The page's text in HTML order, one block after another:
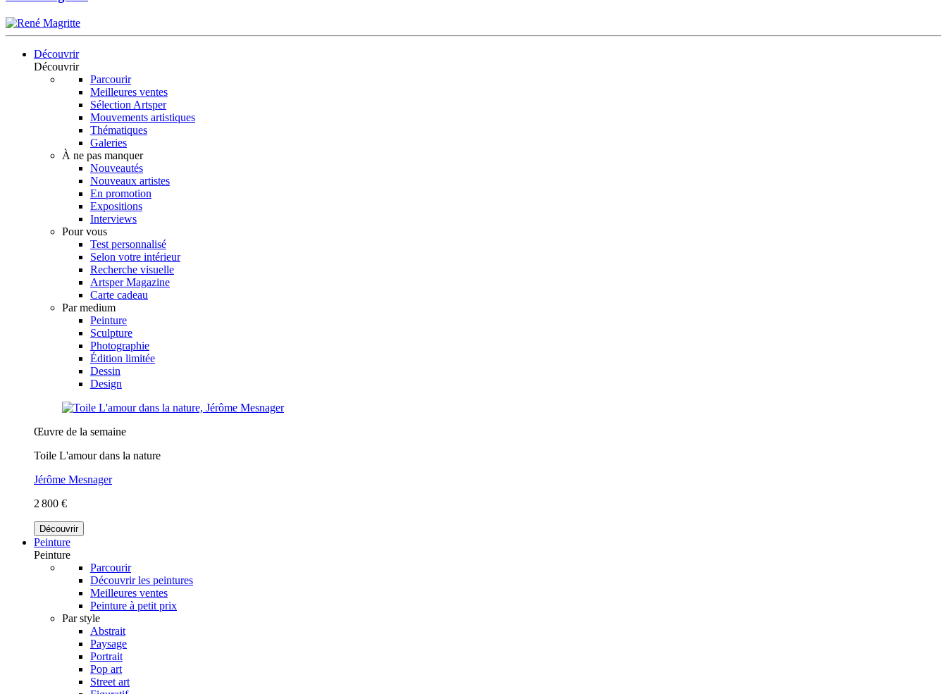
Découvrir
Découvrir
Parcourir
Meilleures ventes
Sélection Artsper
Mouvements artistiques
Thématiques
Galeries
À ne pas manquer
Nouveautés
Nouveaux artistes
En promotion
Expositions
Interviews
Pour vous
Test personnalisé
Selon votre intérieur
Recherche visuelle
Artsper Magazine
Carte cadeau
Par medium
Peinture
Sculpture
Photographie
Édition limitée
Dessin
Design
Œuvre de la semaine
Toile L'amour dans la nature
Jérôme Mesnager
2 800 €
Découvrir
Peinture
Peinture
Parcourir
Découvrir les peintures
Meilleures ventes
Peinture à petit prix
Par style
Abstrait
Paysage
Portrait
Pop art
Street art